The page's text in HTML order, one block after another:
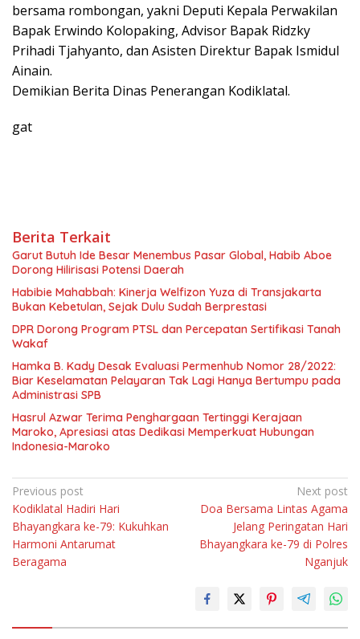
bersama rombongan, yakni Deputi Kepala Perwakilan
Bapak Erwindo Kolopaking, Advisor Bapak Ridzky
Prihadi Tjahyanto, dan Asisten Direktur Bapak Ismidul
Ainain.
Demikian Berita Dinas Penerangan Kodiklatal.
gat
Berita Terkait
Garut Butuh Ide Besar Menembus Pasar Global, Habib Aboe
Dorong Hilirisasi Potensi Daerah
Habibie Mahabbah: Kinerja Welfizon Yuza di Transjakarta
Bukan Kebetulan, Sejak Dulu Sudah Berprestasi
DPR Dorong Program PTSL dan Percepatan Sertifikasi Tanah
Wakaf
Hamka B. Kady Desak Evaluasi Permenhub Nomor 28/2022:
Biar Keselamatan Pelayaran Tak Lagi Hanya Bertumpu pada
Administrasi SPB
Hasrul Azwar Terima Penghargaan Tertinggi Kerajaan
Maroko, Apresiasi atas Dedikasi Memperkuat Hubungan
Indonesia-Maroko
Navigasi
pos
Previous post
Kodiklatal Hadiri Hari
Bhayangkara ke-79: Kukuhkan
Harmoni Antarumat
Beragama
Next post
Doa Bersama Lintas Agama
Jelang Peringatan Hari
Bhayangkara ke-79 di Polres
Nganjuk